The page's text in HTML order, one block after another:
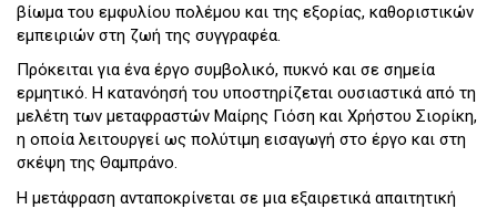
βίωμα του εμφυλίου πολέμου και της εξορίας, καθοριστικών
εμπειριών στη ζωή της συγγραφέα.
Πρόκειται για ένα έργο συμβολικό, πυκνό και σε σημεία
ερμητικό. Η κατανόησή του υποστηρίζεται ουσιαστικά από τη
μελέτη των μεταφραστών Μαίρης Γιόση και Χρήστου Σιορίκη,
η οποία λειτουργεί ως πολύτιμη εισαγωγή στο έργο και στη
σκέψη της Θαμπράνο.
Η μετάφραση ανταποκρίνεται σε μια εξαιρετικά απαιτητική